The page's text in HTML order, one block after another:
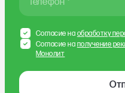
Телефон *
Согласие на обработку
Согласие на получение
Монолит